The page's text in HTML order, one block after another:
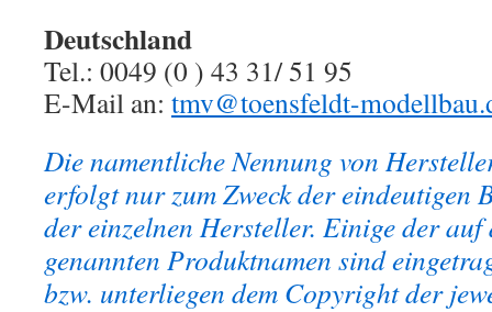
Deutschland
Tel.: 0049 (0 ) 43 31/ 51 95
E-Mail an: tmv@toensfeldt-
Die namentliche Nennung von
erfolgt nur zum Zweck der eindeutigen
der einzelnen Hersteller. Einige der
genannten Produktnamen sind
bzw. unterliegen dem Copyright der